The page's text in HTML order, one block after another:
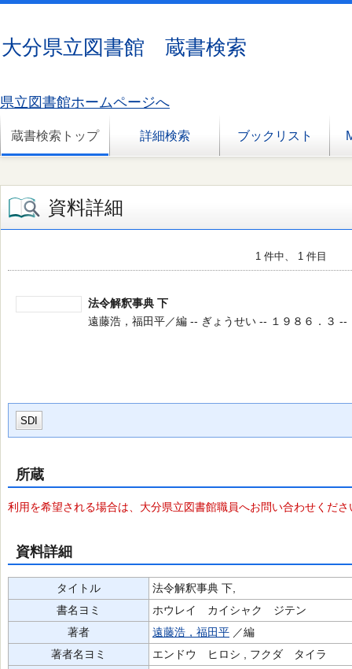
大分県立図書館 蔵書検索
県立図書館ホームページへ
蔵書検索トップ 詳細検索 ブックリスト
資料詳細
1 件中、 1 件目
法令解釈事典 下
遠藤浩，福田平／編 -- ぎょうせい -- １９８６．３ --
SDI
所蔵
利用を希望される場合は、大分県立図書館職員へお問い合わせくださ
資料詳細
タイトル
法令解釈事典 下,
書名ヨミ
ホウレイ カイシャク ジテン
著者
遠藤浩，福田平 ／編
著者名ヨミ
エンドウ ヒロシ , フクダ タイラ